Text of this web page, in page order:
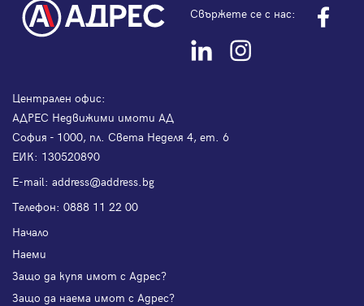
Свържете се с нас:
Централен офис:
АДРЕС Недвижими имоти АД
София - 1000, пл. Света Неделя 4, ет. 6
ЕИК: 130520890
Е-mail: address@address.bg
Телефон: 0888 11 22 00
Начало
Наеми
Защо да купя имот с Адрес?
Защо да наема имот с Адрес?